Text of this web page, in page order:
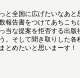
と全国に広げたいなあと
報告書をつけてあちこち
当な提案を拒否する出版
。そして聞き取りした各
とめたいと思いまーす！